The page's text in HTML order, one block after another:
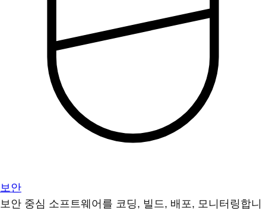
보안
보안 중심 소프트웨어를 코딩, 빌드, 배포, 모니터링합니